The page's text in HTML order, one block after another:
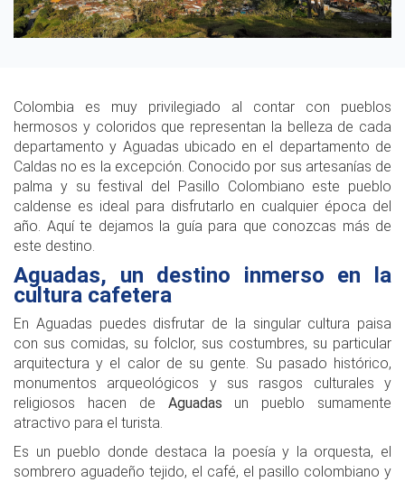
Colombia es muy privilegiado al contar con pueblos
hermosos y coloridos que representan la belleza de cada
departamento y Aguadas ubicado en el departamento de
Caldas no es la excepción. Conocido por sus artesanías de
palma y su festival del Pasillo Colombiano este pueblo
caldense es ideal para disfrutarlo en cualquier época del
año. Aquí te dejamos la guía para que conozcas más de
este destino.
Aguadas, un destino inmerso en la
cultura cafetera
En Aguadas puedes disfrutar de la singular cultura paisa
con sus comidas, su folclor, sus costumbres, su particular
arquitectura y el calor de su gente. Su pasado histórico,
monumentos arqueológicos y sus rasgos culturales y
religiosos hacen de Aguadas un pueblo sumamente
atractivo para el turista.
Es un pueblo donde destaca la poesía y la orquesta, el
sombrero aguadeño tejido, el café, el pasillo colombiano y